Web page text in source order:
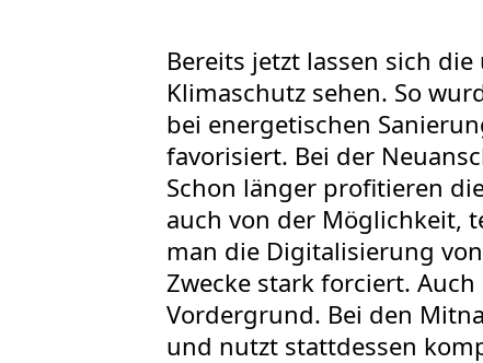
Bereits jetzt lassen sich
Klimaschutz sehen. So
bei energetischen
favorisiert. Bei der
Schon länger profitieren
auch von der Möglichkeit,
man die Digitalisierung
Zwecke stark forciert.
Vordergrund. Bei den
und nutzt stattdessen